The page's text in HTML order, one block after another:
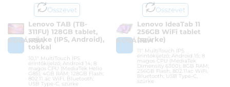
Összevet
KOSÁRBA
Lenovo TAB (TB-
311FU) 128GB tablet,
szürke (IPS, Android),
tokkal
10,1″ MultiTouch IPS
érintőkijelző; Android 14; 8
magos CPU (MediaTek Helio
G85); 4GB RAM; 128GB Flash;
802.11 ac WiFi, Bluetooth;
USB Type-C, szürke
Összevet
KOSÁRBA
Lenovo IdeaTab 11
256GB WiFi tablet
(szürke)
11″ MultiTouch IPS
érintőkijelző; Android 15; 8
magos CPU (MediaTek
Dimensity 6300); 8GB RAM;
256GB Flash; 802.11ac WiFi,
Bluetooth; USB Type-C,
szürke